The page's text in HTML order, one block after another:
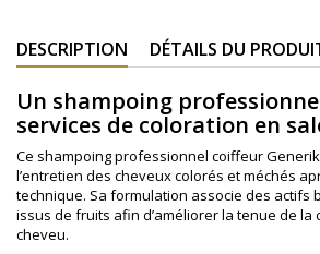
DESCRIPTION DÉTAILS DU
Un shampoing
services de coloration en
Ce shampoing professionnel coiffeur
l’entretien des cheveux colorés et méchés
technique. Sa formulation associe des actifs
issus de fruits afin d’améliorer la tenue de la
cheveu.